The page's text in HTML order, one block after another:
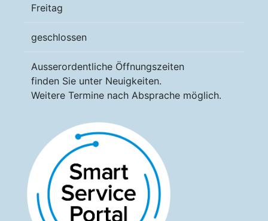
Freitag
geschlossen
Ausserordentliche Öffnungszeiten
finden Sie unter Neuigkeiten.
Weitere Termine nach Absprache möglich.